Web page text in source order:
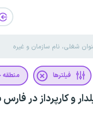
فیلترها
و کارپرداز در